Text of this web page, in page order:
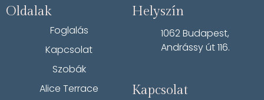
Oldalak
Foglalás
Kapcsolat
Szobák
Alice Terrace
Helyszín
1062 Budapest,
Andrássy út 116.
Kapcsolat